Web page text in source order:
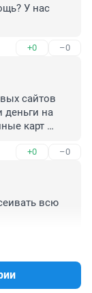
У нас
+0 –0
сайтов
на
карт
+0 –0
всю